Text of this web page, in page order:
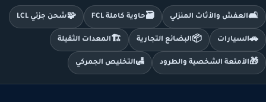
🛋️العفش والأثاث المنزلي 🗃️حاوية كاملة FCL 🧩شحن جزئي LCL
🚗السيارات 📦البضائع التجارية 🏗️المعدات الثقيلة
🎁الأمتعة الشخصية والطرود 🛃التخليص الجمركي